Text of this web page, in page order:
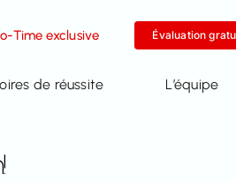
Time exclusive Évaluation
de réussite L’équipe